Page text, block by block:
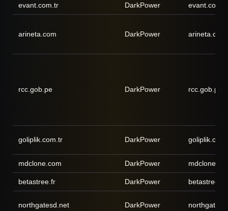
evant.com.tr DarkPower evant.com.tr
arineta.com DarkPower arineta.com
rcc.gob.pe DarkPower rcc.gob.pe
goliplik.com.tr DarkPower
mdclone.com DarkPower
betastree.fr DarkPower betastree.fr
northgatesd.net DarkPower